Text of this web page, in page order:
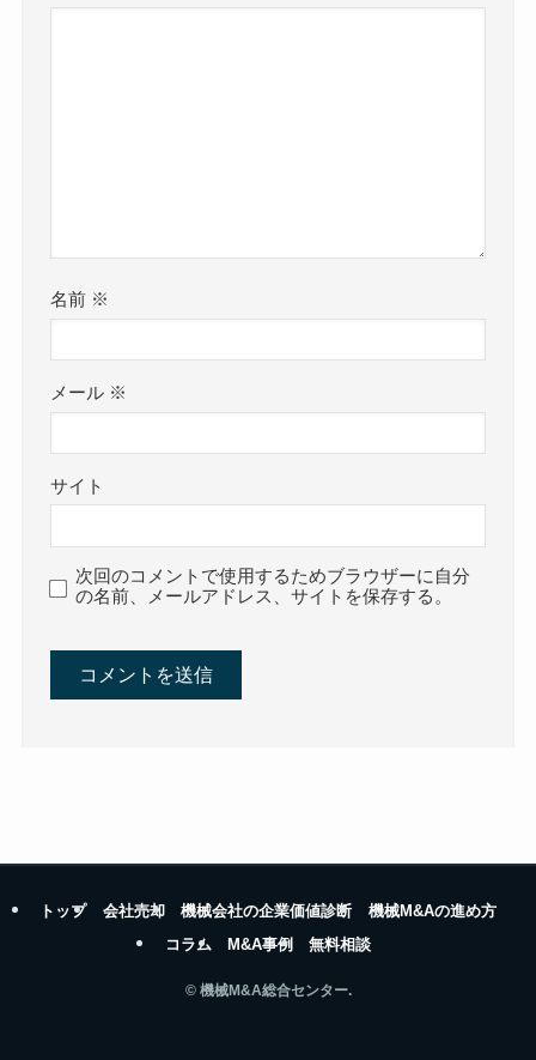
名前 ※
メール ※
サイト
次回のコメントで使用するためブラウザーに自分
の名前、メールアドレス、サイトを保存する。
トップ 会社売却 機械会社の企業価値診断
機械M&Aの進め方
コラム
M&A事例 無料相談
©機械M&A総合センター.